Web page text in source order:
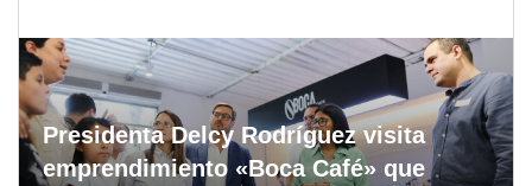
Presidenta Delcy Rodríguez visita
emprendimiento «Boca Café» que